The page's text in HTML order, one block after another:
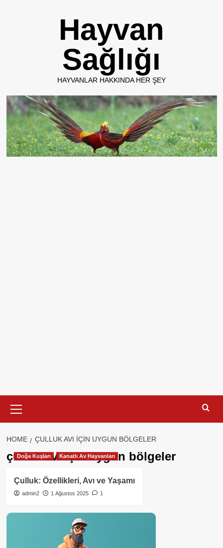
Hayvan
Sağlığı
HAYVANLAR HAKKINDA HER ŞEY
Menu
HOME ÇULLUK AVI IÇIN UYGUN BÖLGELER
çulluk avı için uygun bölgeler
Doğa Kuşları Kanatlı Av Hayvanları
Çulluk: Özellikleri, Avı ve Yaşamı
admin2 1 Ağustos 2025 1